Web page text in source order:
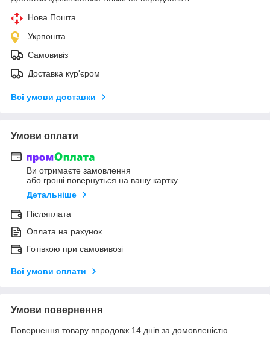
Нова Пошта
Укрпошта
Самовивіз
Доставка кур'єром
Всі умови доставки
Умови оплати
Ви отримаєте замовлення
або гроші повернуться на вашу картку
Детальніше
Післяплата
Оплата на рахунок
Готівкою при самовивозі
Всі умови оплати
Умови повернення
Повернення товару впродовж 14 днів за домовленістю